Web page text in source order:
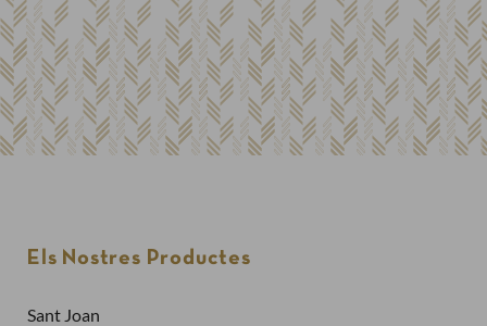
Els Nostres Productes
Sant Joan